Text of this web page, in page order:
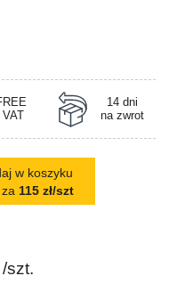
14 dni
na zwrot
w koszyku
115 zł/szt
/szt.